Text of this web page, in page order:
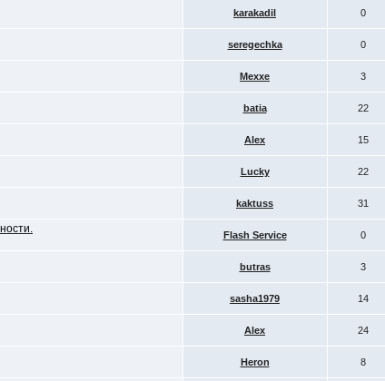
karakadil 0
seregechka 0
Mexxe 3
batia 22
Alex 15
Lucky 22
kaktuss 31
Flash Service 0
butras 3
sasha1979 14
Alex 24
Heron 8